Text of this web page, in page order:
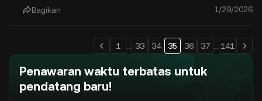
setelah pemotongan pada 2025, dengan Ketua Powell membe
rikan sinyal ketergantungan pada data dan tidak ada pelongga
Bagikan 1/29/2026
1 33 34 35 36 37 141
Penawaran waktu terbatas untuk
pendatang baru!